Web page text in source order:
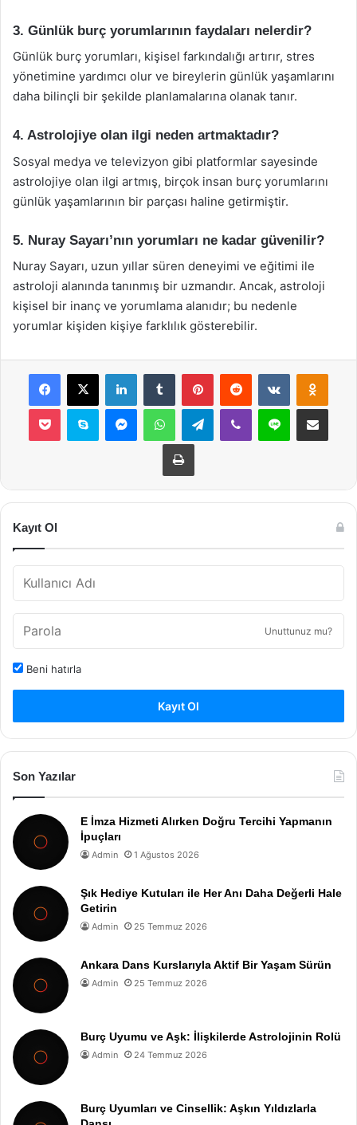
3. Günlük burç yorumlarının faydaları nelerdir?
Günlük burç yorumları, kişisel farkındalığı artırır, stres
yönetimine yardımcı olur ve bireylerin günlük yaşamlarını
daha bilinçli bir şekilde planlamalarına olanak tanır.
4. Astrolojiye olan ilgi neden artmaktadır?
Sosyal medya ve televizyon gibi platformlar sayesinde
astrolojiye olan ilgi artmış, birçok insan burç yorumlarını
günlük yaşamlarının bir parçası haline getirmiştir.
5. Nuray Sayarı’nın yorumları ne kadar güvenilir?
Nuray Sayarı, uzun yıllar süren deneyimi ve eğitimi ile
astroloji alanında tanınmış bir uzmandır. Ancak, astroloji
kişisel bir inanç ve yorumlama alanıdır; bu nedenle
yorumlar kişiden kişiye farklılık gösterebilir.
Facebook
X LinkedInTumblr PinterestReddit VKontakte
Pocket Skype MessengerWhatsAppTelegramViber Line E-Posta ile
Yazdır
Kayıt Ol
Unuttunuz mu?
Beni hatırla
Kayıt Ol
Son Yazılar
E İmza Hizmeti Alırken Doğru Tercihi Yapmanın
İpuçları
Admin 1 Ağustos 2026
Şık Hediye Kutuları ile Her Anı Daha Değerli Hale
Getirin
Admin 25 Temmuz 2026
Ankara Dans Kurslarıyla Aktif Bir Yaşam Sürün
Admin 25 Temmuz 2026
Burç Uyumu ve Aşk: İlişkilerde Astrolojinin Rolü
Admin 24 Temmuz 2026
Burç Uyumları ve Cinsellik: Aşkın Yıldızlarla